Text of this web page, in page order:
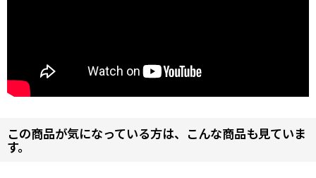
この商品が気になっている方は、こんな商品も見ていま
す。